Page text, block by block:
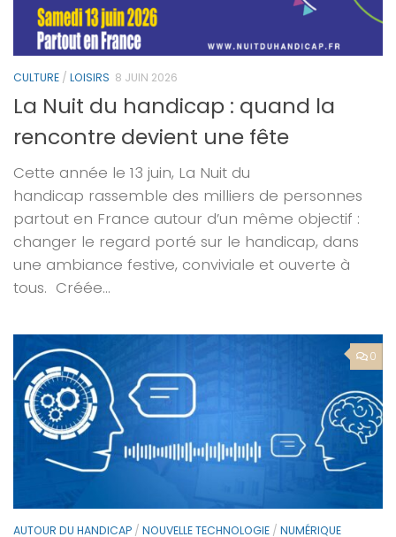
CULTURE / LOISIRS 8 JUIN 2026
La Nuit du handicap : quand la
rencontre devient une fête
Cette année le 13 juin, La Nuit du
handicap rassemble des milliers de personnes
partout en France autour d’un même objectif :
changer le regard porté sur le handicap, dans
une ambiance festive, conviviale et ouverte à
tous. Créée...
0
AUTOUR DU HANDICAP / NOUVELLE TECHNOLOGIE / NUMÉRIQUE